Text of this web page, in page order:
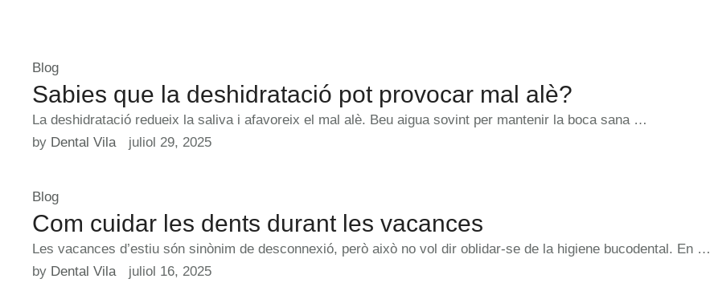
Blog
Sabies que la deshidratació pot provocar mal alè?
La deshidratació redueix la saliva i afavoreix el mal alè. Beu aigua sovint per mantenir la boca sana …
by Dental Vila juliol 29, 2025
Blog
Com cuidar les dents durant les vacances
Les vacances d’estiu són sinònim de desconnexió, però això no vol dir oblidar-se de la higiene bucodental. En …
by Dental Vila juliol 16, 2025